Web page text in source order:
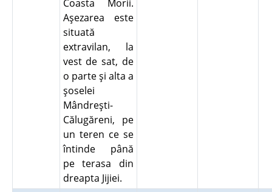
Coasta Morii.
Aşezarea este
situată
extravilan, la
vest de sat, de
o parte şi alta a
şoselei
Mândreşti-
Călugăreni, pe
un teren ce se
întinde până
pe terasa din
dreapta Jijiei.